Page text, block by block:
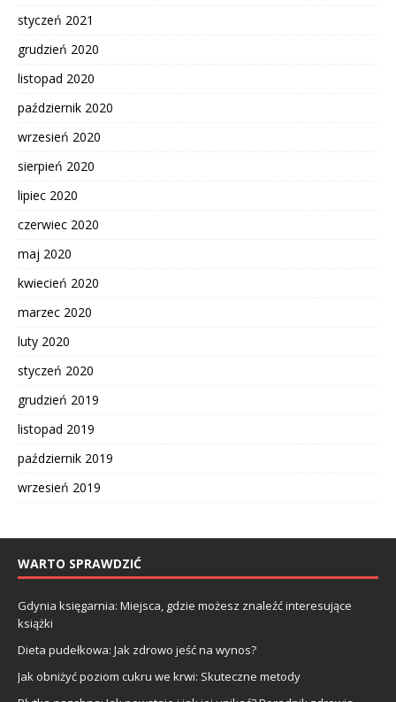
styczeń 2021
grudzień 2020
listopad 2020
październik 2020
wrzesień 2020
sierpień 2020
lipiec 2020
czerwiec 2020
maj 2020
kwiecień 2020
marzec 2020
luty 2020
styczeń 2020
grudzień 2019
listopad 2019
październik 2019
wrzesień 2019
WARTO SPRAWDZIĆ
Gdynia księgarnia: Miejsca, gdzie możesz znaleźć interesujące
książki
Dieta pudełkowa: Jak zdrowo jeść na wynos?
Jak obniżyć poziom cukru we krwi: Skuteczne metody